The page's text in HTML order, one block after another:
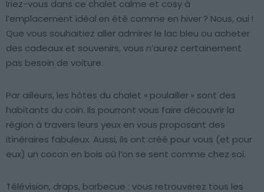
Iriez-vous dans ce chalet calme et cosy à
l’emplacement idéal en été comme en hiver ? Nous, oui !
Que vous souhaitiez aller admirer le lac bleu ou acheter
des cadeaux et souvenirs, vous n’aurez certainement
pas besoin de voiture.
Par ailleurs, les hôtes du chalet « poulailler » sont des
habitants du coin. Ils pourront vous faire découvrir la
région à travers leurs yeux en vous proposant des
itinéraires fabuleux. Aussi, ils ont créé pour vous (et pour
eux) un cocon en bois où l’on se sent comme chez soi.
Télévision, draps, barbecue : vous retrouverez tous les